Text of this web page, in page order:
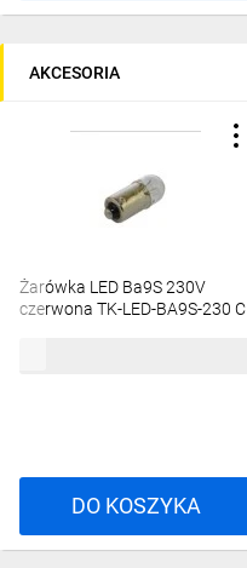
AKCESORIA
Żarówka LED Ba9S 230V
czerwona TK-LED-BA9S-230 C
DO KOSZYKA